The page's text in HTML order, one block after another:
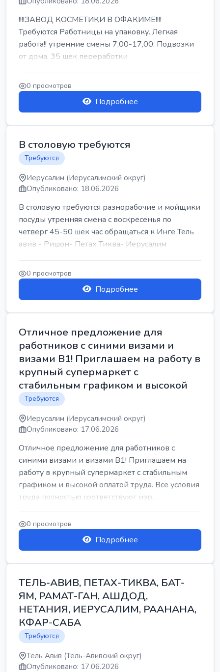
!!!!ЗАВОД КОСМЕТИКИ В ОФАКИМЕ!!!!
Требуются Работницы на упаковку. Легкая
работа!! утренние смены 7,00-17,00. Подвозки
от дома. 35 шек переработки
0 просмотров
Подробнее
В столовую требуются
Требуются
Иерусалим (Иерусалимский округ)
Опубликовано: 18.06.2026
В столовую требуются разнорабочие и мойщики
посуды утренняя смена с воскресенья по
четверг 45-50 шек час обращаться к Инге Тель
авив - Ришон- Петах Тиква- Иерусалим
0 просмотров
Подробнее
Отличное предложение для
работников с синими визами и
визами B1! Приглашаем на работу в
крупный супермаркет с
стабильным графиком и высокой
Требуются
Иерусалим (Иерусалимский округ)
Опубликовано: 17.06.2026
Отличное предложение для работников с
синими визами и визами B1! Приглашаем на
работу в крупный супермаркет с стабильным
графиком и высокой оплатой труда. Все условия
труда полностью соответствуют изр...
0 просмотров
Подробнее
ТЕЛЬ-АВИВ, ПЕТАХ-ТИКВА, БАТ-
ЯМ, РАМАТ-ГАН, АШДОД,
НЕТАНИЯ, ИЕРУСАЛИМ, РААНАНА,
КФАР-САБА
Требуются
Тель Авив (Тель-Авивский округ)
Опубликовано: 17.06.2026